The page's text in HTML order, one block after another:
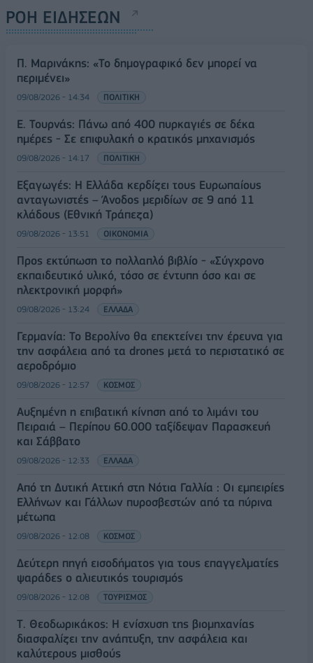
ΡΟΗ ΕΙΔΗΣΕΩΝ
Π. Μαρινάκης: «Το δημογραφικό δεν μπορεί να
περιμένει»
09/08/2026 - 14:34 ΠΟΛΙΤΙΚΗ
Ε. Τουρνάς: Πάνω από 400 πυρκαγιές σε δέκα
ημέρες - Σε επιφυλακή ο κρατικός μηχανισμός
09/08/2026 - 14:17 ΠΟΛΙΤΙΚΗ
Εξαγωγές: Η Ελλάδα κερδίζει τους Ευρωπαίους
ανταγωνιστές – Άνοδος μεριδίων σε 9 από 11
κλάδους (Εθνική Τράπεζα)
09/08/2026 - 13:51 ΟΙΚΟΝΟΜΙΑ
Προς εκτύπωση το πολλαπλό βιβλίο - «Σύγχρονο
εκπαιδευτικό υλικό, τόσο σε έντυπη όσο και σε
ηλεκτρονική μορφή»
09/08/2026 - 13:24 ΕΛΛΑΔΑ
Γερμανία: Το Βερολίνο θα επεκτείνει την έρευνα για
την ασφάλεια από τα drones μετά το περιστατικό σε
αεροδρόμιο
09/08/2026 - 12:57 ΚΟΣΜΟΣ
Αυξημένη η επιβατική κίνηση από το λιμάνι του
Πειραιά – Περίπου 60.000 ταξίδεψαν Παρασκευή
και Σάββατο
09/08/2026 - 12:33 ΕΛΛΑΔΑ
Από τη Δυτική Αττική στη Νότια Γαλλία : Οι εμπειρίες
Ελλήνων και Γάλλων πυροσβεστών από τα πύρινα
μέτωπα
09/08/2026 - 12:08 ΚΟΣΜΟΣ
Δεύτερη πηγή εισοδήματος για τους επαγγελματίες
ψαράδες ο αλιευτικός τουρισμός
09/08/2026 - 12:08 ΤΟΥΡΙΣΜΟΣ
Τ. Θεοδωρικάκος: Η ενίσχυση της βιομηχανίας
διασφαλίζει την ανάπτυξη, την ασφάλεια και
καλύτερους μισθούς